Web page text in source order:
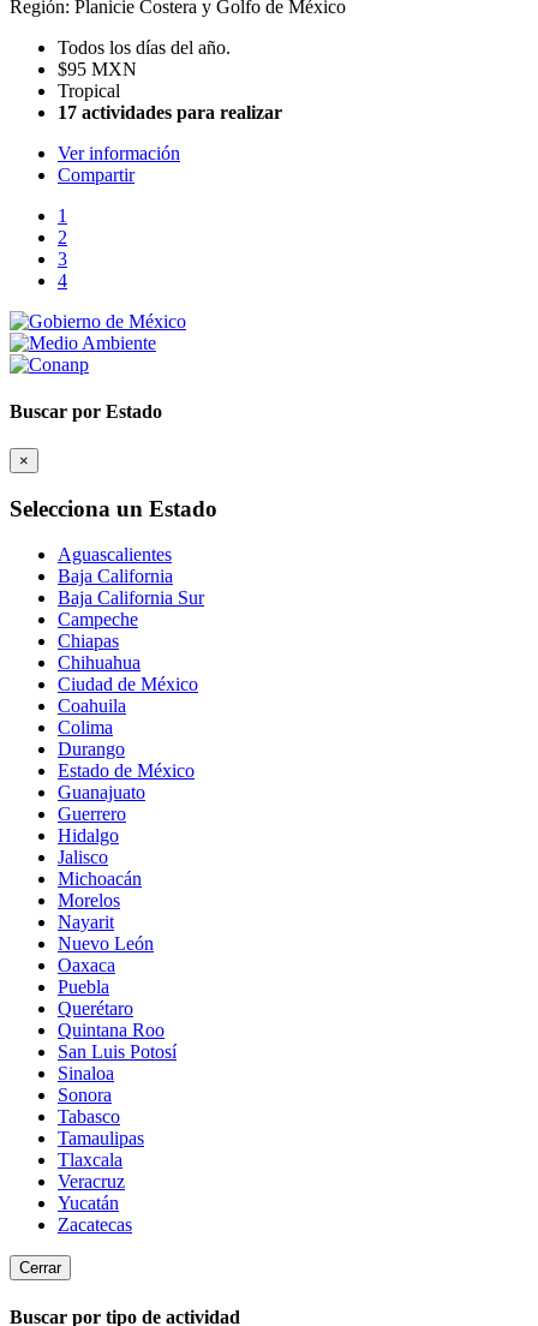
Región: Planicie Costera y Golfo de México
Todos los días del año.
$95 MXN
Tropical
17 actividades para realizar
Ver información
Compartir
1
2
3
4
Buscar por Estado
×
Selecciona un Estado
Aguascalientes
Baja California
Baja California Sur
Campeche
Chiapas
Chihuahua
Ciudad de México
Coahuila
Colima
Durango
Estado de México
Guanajuato
Guerrero
Hidalgo
Jalisco
Michoacán
Morelos
Nayarit
Nuevo León
Oaxaca
Puebla
Querétaro
Quintana Roo
San Luis Potosí
Sinaloa
Sonora
Tabasco
Tamaulipas
Tlaxcala
Veracruz
Yucatán
Zacatecas
Cerrar
Buscar por tipo de actividad